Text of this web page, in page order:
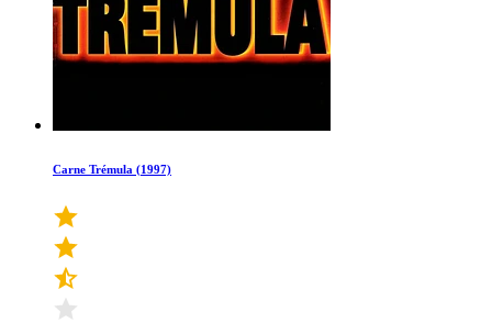
Carne Trémula (1997)